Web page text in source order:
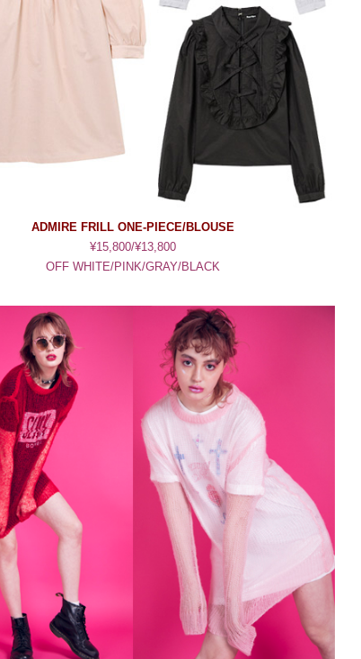
ADMIRE FRILL ONE-PIECE/BLOUSE
¥15,800/¥13,800
OFF WHITE/PINK/GRAY/BLACK